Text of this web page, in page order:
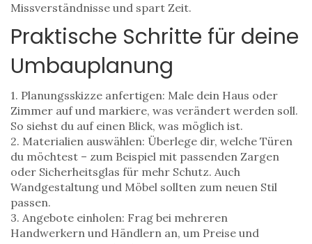
Missverständnisse und spart Zeit.
Praktische Schritte für deine
Umbauplanung
1. Planungsskizze anfertigen: Male dein Haus oder
Zimmer auf und markiere, was verändert werden soll.
So siehst du auf einen Blick, was möglich ist.
2. Materialien auswählen: Überlege dir, welche Türen
du möchtest – zum Beispiel mit passenden Zargen
oder Sicherheitsglas für mehr Schutz. Auch
Wandgestaltung und Möbel sollten zum neuen Stil
passen.
3. Angebote einholen: Frag bei mehreren
Handwerkern und Händlern an, um Preise und